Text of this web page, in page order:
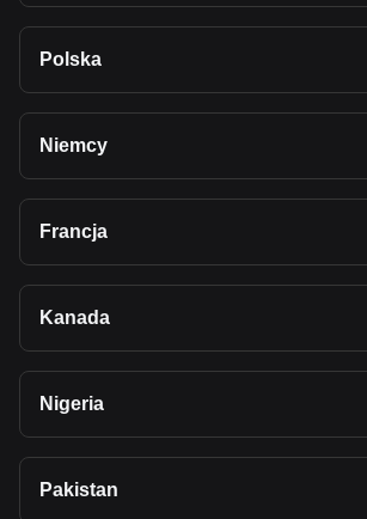
Polska
Niemcy
Francja
Kanada
Nigeria
Pakistan